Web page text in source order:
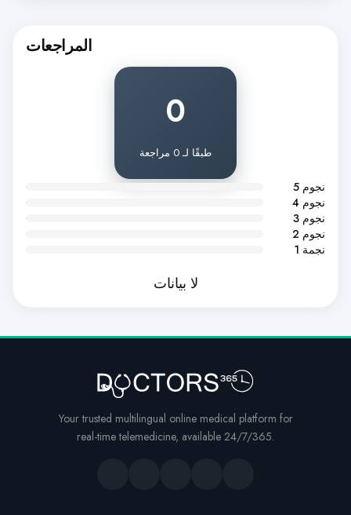
المراجعات
0
طبقًا لـ 0 مراجعة
5 نجوم
4 نجوم
3 نجوم
2 نجوم
1 نجمة
لا بيانات
Your trusted multilingual online medical platform for
real-time telemedicine, available 24/7/365.